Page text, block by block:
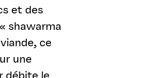
et des
shawarma
ce
une